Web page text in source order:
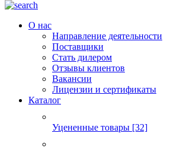
О нас
Направление деятельности
Поставщики
Стать дилером
Отзывы клиентов
Вакансии
Лицензии и сертификаты
Каталог
Уцененные товары [32]